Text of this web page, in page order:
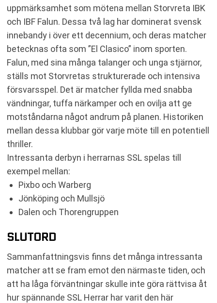
uppmärksamhet som mötena mellan Storvreta IBK
och IBF Falun. Dessa två lag har dominerat svensk
innebandy i över ett decennium, och deras matcher
betecknas ofta som ”El Clasico” inom sporten.
Falun, med sina många talanger och unga stjärnor,
ställs mot Storvretas strukturerade och intensiva
försvarsspel. Det är matcher fyllda med snabba
vändningar, tuffa närkamper och en ovilja att ge
motståndarna något andrum på planen. Historiken
mellan dessa klubbar gör varje möte till en potentiell
thriller.
Intressanta derbyn i herrarnas SSL spelas till
exempel mellan:
Pixbo och Warberg
Jönköping och Mullsjö
Dalen och Thorengruppen
SLUTORD
Sammanfattningsvis finns det många intressanta
matcher att se fram emot den närmaste tiden, och
att ha låga förväntningar skulle inte göra rättvisa åt
hur spännande SSL Herrar har varit den här